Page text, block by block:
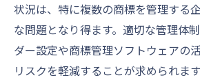
状況は、特に複数の商標を管理する
な問題となり得ます。適切な管理体
ダー設定や商標管理ソフトウェアの
リスクを軽減することが求められま